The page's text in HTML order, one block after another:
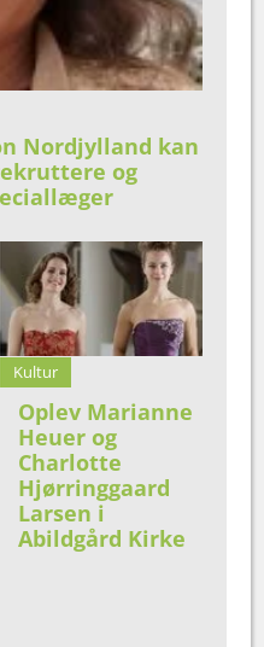
Nordjylland kan
og
Kultur
Oplev Marianne
Heuer og
Charlotte
Hjørringgaard
Larsen i
Abildgård Kirke